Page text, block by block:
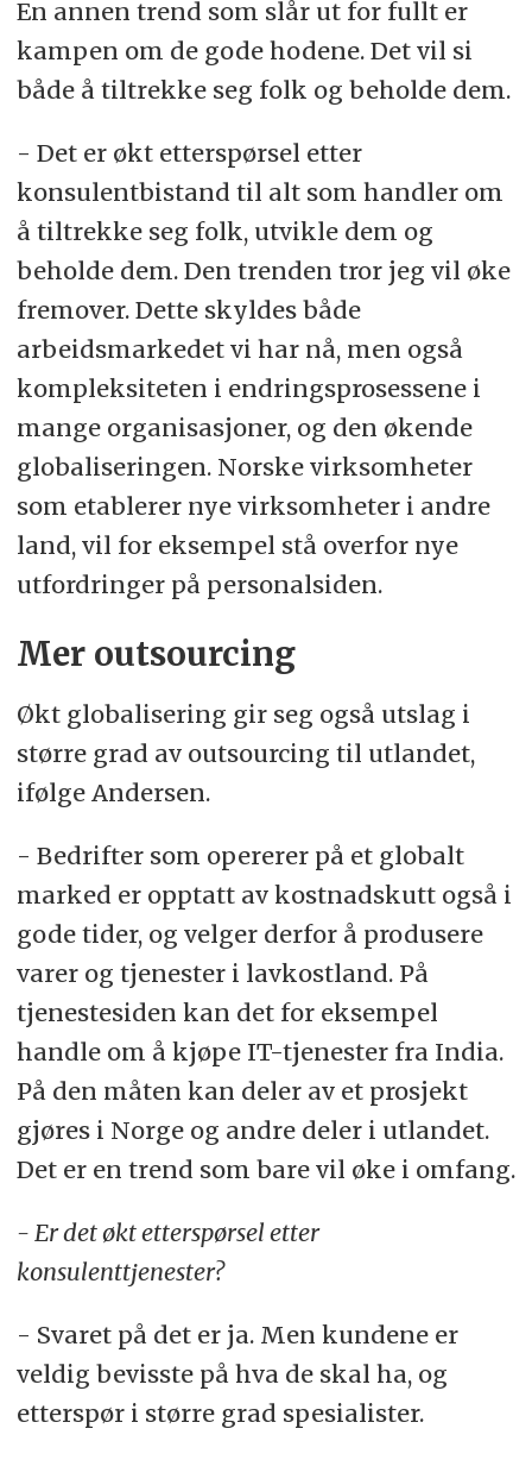
En annen trend som slår ut for fullt er
kampen om de gode hodene. Det vil si
både å tiltrekke seg folk og beholde dem.
- Det er økt etterspørsel etter
konsulentbistand til alt som handler om
å tiltrekke seg folk, utvikle dem og
beholde dem. Den trenden tror jeg vil øke
fremover. Dette skyldes både
arbeidsmarkedet vi har nå, men også
kompleksiteten i endringsprosessene i
mange organisasjoner, og den økende
globaliseringen. Norske virksomheter
som etablerer nye virksomheter i andre
land, vil for eksempel stå overfor nye
utfordringer på personalsiden.
Mer outsourcing
Økt globalisering gir seg også utslag i
større grad av outsourcing til utlandet,
ifølge Andersen.
- Bedrifter som opererer på et globalt
marked er opptatt av kostnadskutt også i
gode tider, og velger derfor å produsere
varer og tjenester i lavkostland. På
tjenestesiden kan det for eksempel
handle om å kjøpe IT-tjenester fra India.
På den måten kan deler av et prosjekt
gjøres i Norge og andre deler i utlandet.
Det er en trend som bare vil øke i omfang.
- Er det økt etterspørsel etter
konsulenttjenester?
- Svaret på det er ja. Men kundene er
veldig bevisste på hva de skal ha, og
etterspør i større grad spesialister.